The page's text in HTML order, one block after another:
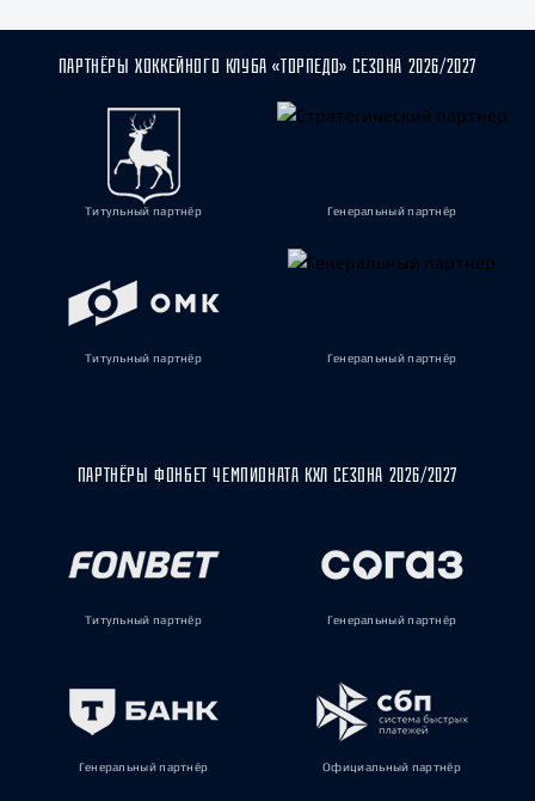
ПАРТНЁРЫ ХОККЕЙНОГО КЛУБА «ТОРПЕДО» СЕЗОНА 2026/2027
Титульный партнёр Генеральный партнёр
Титульный партнёр Генеральный партнёр
ПАРТНЁРЫ ФОНБЕТ ЧЕМПИОНАТА КХЛ СЕЗОНА 2026/2027
Титульный партнёр Генеральный партнёр
Генеральный партнёр Официальный партнёр